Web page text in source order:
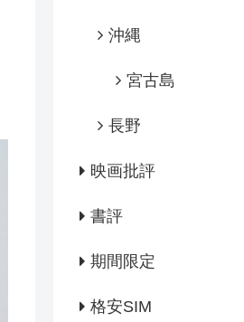
沖縄
宮古島
長野
映画批評
書評
期間限定
格安SIM